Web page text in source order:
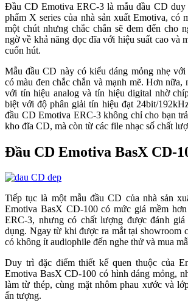
Đầu CD Emotiva ERC-3 là mẫu đầu CD duy
phẩm X series của nhà sản xuất Emotiva, có
một chút nhưng chắc chắn sẽ đem đến cho
ngờ về khả năng đọc đĩa với hiệu suất cao và
cuốn hút.
Mẫu đầu CD này có kiểu dáng mỏng nhẹ
có màu đen chắc chắn và mạnh mẽ. Hơn nữa,
với tín hiệu analog và tín hiệu digital nhờ
biệt với độ phân giải tín hiệu đạt 24bit/
đầu CD Emotiva ERC-3 không chỉ cho bạn
kho đĩa CD, mà còn từ các file nhạc số chất
Đầu CD Emotiva BasX CD-
Tiếp tục là một mẫu đầu CD của nhà sản
Emotiva BasX CD-100 có mức giá mềm
ERC-3, nhưng có chất lượng được đánh
dụng. Ngay từ khi được ra mắt tại showroom
có không ít audiophile đến nghe thử và mua
Duy trì đặc điểm thiết kế quen thuộc của
Emotiva BasX CD-100 có hình dáng mỏng,
làm từ thép, cùng mặt nhôm phau xước và
ấn tượng.